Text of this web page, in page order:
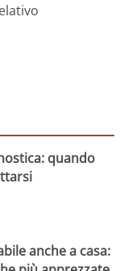
quando
anche a casa: